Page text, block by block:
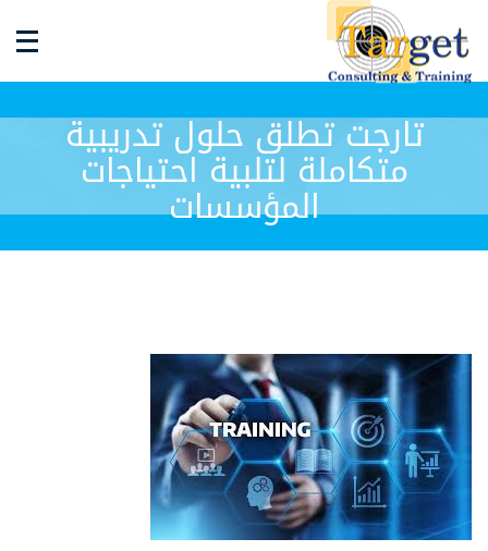
تارجت تطلق حلول تدريبية
متكاملة لتلبية احتياجات
المؤسسات